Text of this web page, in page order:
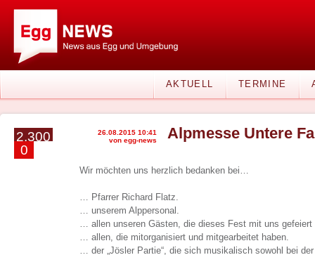
AKTUELL TERMINE
2.300
0
26.08.2015 10:41
von egg-news
Alpmesse Untere
Wir möchten uns herzlich bedanken bei…
… Pfarrer Richard Flatz.
… unserem Alppersonal.
… allen unseren Gästen, die dieses Fest mit uns gefeiert
… allen, die mitorganisiert und mitgearbeitet haben.
… der „Jösler Partie“, die sich musikalisch sowohl bei